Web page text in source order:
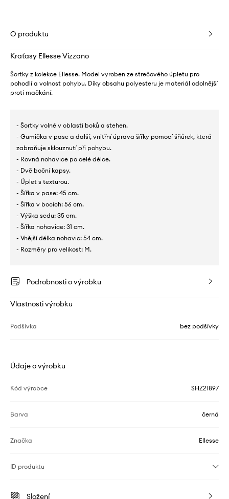
O produktu
Kraťasy Ellesse Vizzano
Šortky z kolekce Ellesse. Model vyroben ze strečového úpletu pro
pohodlí a volnost pohybu. Díky obsahu polyesteru je materiál odolnější
proti mačkání.
- Šortky volné v oblasti boků a stehen.
- Gumička v pase a další, vnitřní úprava šířky pomocí šňůrek, která
zabraňuje sklouznutí při pohybu.
- Rovná nohavice po celé délce.
- Dvě boční kapsy.
- Úplet s texturou.
- Šířka v pase: 45 cm.
- Šířka v bocích: 56 cm.
- Výška sedu: 35 cm.
- Šířka nohavice: 31 cm.
- Vnější délka nohavic: 54 cm.
- Rozměry pro velikost: M.
Podrobnosti o výrobku
Vlastnosti výrobku
Podšívka bez podšívky
Údaje o výrobku
Kód výrobce SHZ21897
Barva černá
Značka Ellesse
ID produktu
Složení